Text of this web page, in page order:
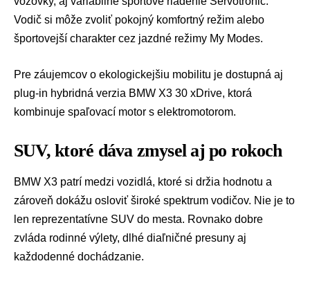
Vodič si môže zvoliť pokojný komfortný režim alebo
športovejší charakter cez jazdné režimy My Modes.
Pre záujemcov o ekologickejšiu mobilitu je dostupná aj
plug-in hybridná verzia BMW X3 30 xDrive, ktorá
kombinuje spaľovací motor s elektromotorom.
SUV, ktoré dáva zmysel aj po rokoch
BMW X3 patrí medzi vozidlá, ktoré si držia hodnotu a
zároveň dokážu osloviť široké spektrum vodičov. Nie je to
len reprezentatívne SUV do mesta. Rovnako dobre
zvláda rodinné výlety, dlhé diaľničné presuny aj
každodenné dochádzanie.